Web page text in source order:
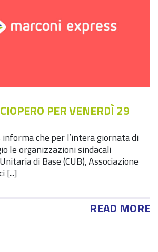
PER VENERDÌ 29
che per l’intera giornata di
le organizzazioni sindacali
di Base (CUB), Associazione
[...]
READ MORE